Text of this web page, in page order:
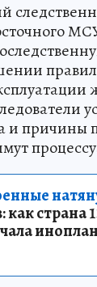
и
страна